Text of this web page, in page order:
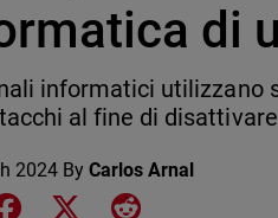
di
informatici utilizzano
al fine di
2024 ByCarlos Arnal
on LinkedIn
Share on Facebook
Share on XShare on Reddit